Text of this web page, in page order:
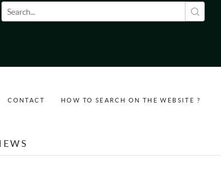
Search form
CONTACT HOW TO SEARCH ON THE WEBSITE ?